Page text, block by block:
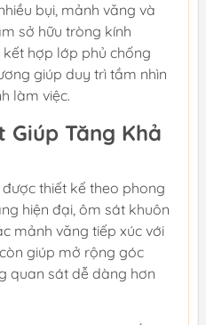
bụi, mảnh văng và
sở hữu tròng kính
hợp lớp phủ chống
giúp duy trì tầm nhìn
làm việc.
Giúp Tăng Khả
được thiết kế theo phong
hiện đại, ôm sát khuôn
mảnh văng tiếp xúc với
giúp mở rộng góc
quan sát dễ dàng hơn